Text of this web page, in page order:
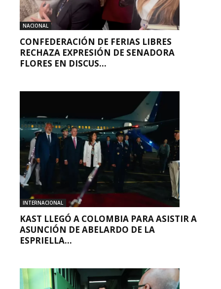
NACIONAL
CONFEDERACIÓN DE FERIAS LIBRES
RECHAZA EXPRESIÓN DE SENADORA
FLORES EN DISCUS...
INTERNACIONAL
KAST LLEGÓ A COLOMBIA PARA ASISTIR A
ASUNCIÓN DE ABELARDO DE LA
ESPRIELLA...